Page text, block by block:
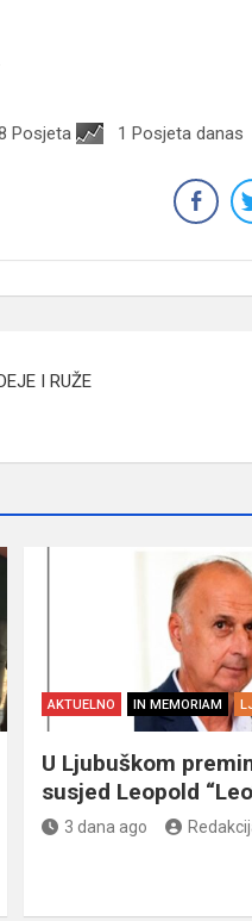
Posjeta 1 Posjeta danas
I RUŽE
AKTUELNO IN MEMORIAM
U Ljubuškom
susjed Leopold
3 dana ago